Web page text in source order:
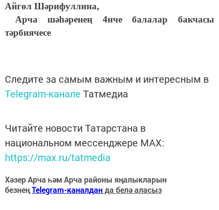
Айгөл Шәрифуллина,
Арча шәһәренең 4нче балалар бакчасы
тәрбиячесе
Следите за самым важным и интересным в
Telegram-канале Татмедиа
Читайте новости Татарстана в
национальном мессенджере MАХ:
https://max.ru/tatmedia
Хәзер Арча һәм Арча районы яңалыкларын
безнеңTelegram-каналданда белә аласыз